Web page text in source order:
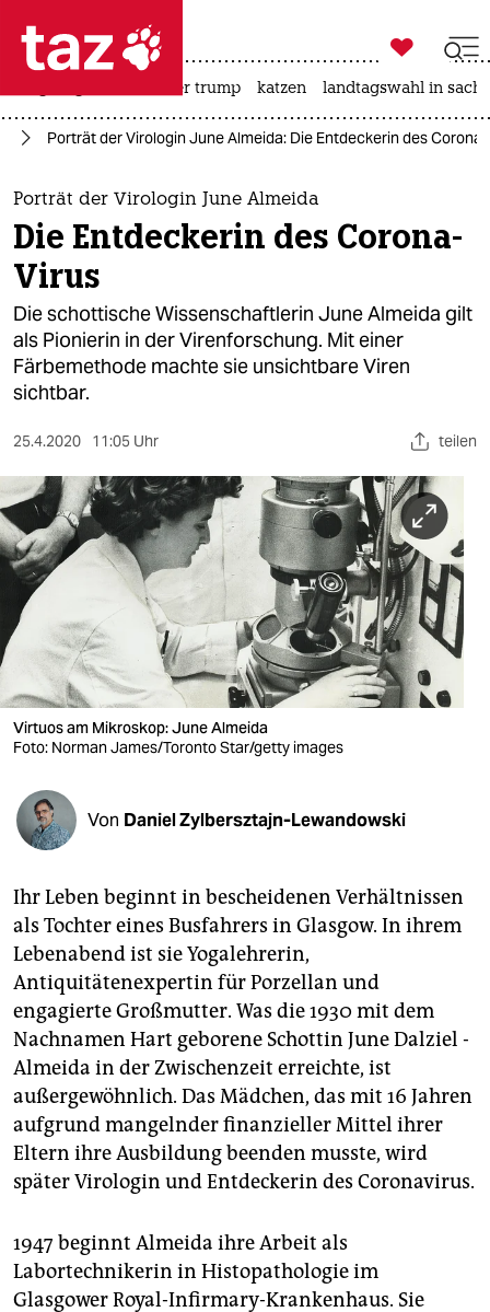
 taz zahl ich
taz zahl ich
themen
politik
öko
gesellschaft
kultur
sport
berlin
nord
wahrheit
verlag
verlag
veranstaltungen
fragen & hilfe
unterstützen
abo
genossenschaft
epaper login

taz zahl ich
usa unter trump katzen landtagswahl in
Porträt der Virologin June Almeida: Die Entdeckerin des
Porträt der Virologin June Almeida
Die Entdeckerin des Corona-
Virus
Die schottische Wissenschaftlerin June Almeida gilt
als Pionierin in der Virenforschung. Mit einer
Färbemethode machte sie unsichtbare Viren
sichtbar.
25.4.2020 11:05 Uhr teilen
Virtuos am Mikroskop: June Almeida
Foto: Norman James/Toronto Star/getty images
Von Daniel Zylbersztajn-Lewandowski
Ihr Leben beginnt in bescheidenen Verhältnissen
als Tochter eines Busfahrers in Glasgow. In ihrem
Lebenabend ist sie Yogalehrerin,
Antiquitätenexpertin für Porzellan und
engagierte Großmutter. Was die 1930 mit dem
Nachnamen Hart geborene Schottin June ­Dalziel ­
Almeida in der Zwischenzeit erreichte, ist
außergewöhnlich. Das Mädchen, das mit 16 Jahren
aufgrund mangelnder finanzieller Mittel ihrer
Eltern ihre Ausbildung beenden musste, wird
später Virologin und Entdeckerin des Coronavirus.
1947 beginnt Almeida ihre Arbeit als
Labortechnikerin in Histopathologie im
Glasgower Royal-Infirmary-Krankenhaus. Sie